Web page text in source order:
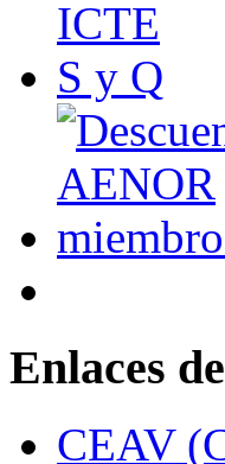
Enlaces
CEAV